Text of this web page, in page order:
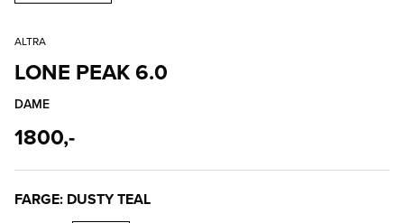
ALTRA
LONE PEAK 6.0
DAME
1800,-
FARGE: DUSTY TEAL